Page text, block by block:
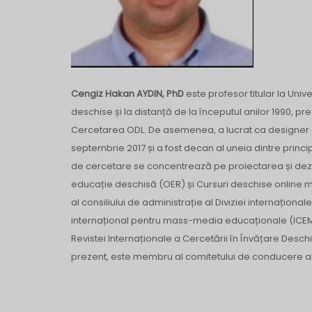
Cengiz Hakan AYDIN, PhD ​​este profesor titular la
deschise și la distanță de la începutul anilor 1990,
Cercetarea ODL. De asemenea, a lucrat ca
septembrie 2017 și a fost decan al uneia dintre
de cercetare se concentrează pe proiectarea și
educație deschisă (OER) și Cursuri deschise online
al consiliului de administrație al Diviziei
internațional pentru mass-media educaționale
Revistei Internaționale a Cercetării în Învățare
prezent, este membru al comitetului de conducere